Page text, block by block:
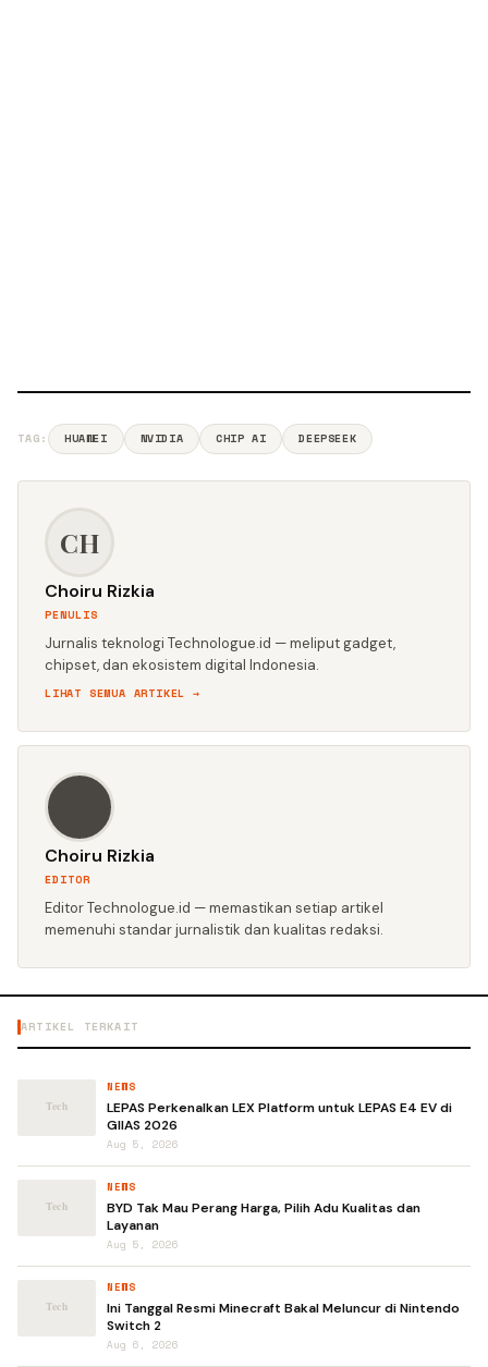
TAG: HUAWEI NVIDIA CHIP AI DEEPSEEK
CH
Choiru Rizkia
PENULIS
Jurnalis teknologi Technologue.id — meliput gadget,
chipset, dan ekosistem digital Indonesia.
LIHAT SEMUA ARTIKEL →
Choiru Rizkia
EDITOR
Editor Technologue.id — memastikan setiap artikel
memenuhi standar jurnalistik dan kualitas redaksi.
ARTIKEL TERKAIT
NEWS
LEPAS Perkenalkan LEX Platform untuk LEPAS E4 EV di
GIIAS 2026
Aug 5, 2026
NEWS
BYD Tak Mau Perang Harga, Pilih Adu Kualitas dan
Layanan
Aug 5, 2026
NEWS
Ini Tanggal Resmi Minecraft Bakal Meluncur di Nintendo
Switch 2
Aug 6, 2026